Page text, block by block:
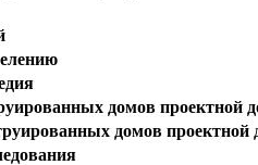
домов проектной
домов проектной